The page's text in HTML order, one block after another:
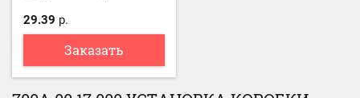
29.39 р.
Заказать